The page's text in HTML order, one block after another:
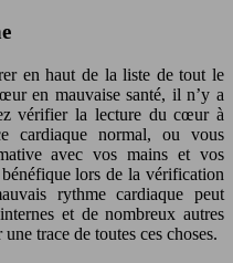
en haut de la liste de tout le
en mauvaise santé, il n’y a
vérifier la lecture du cœur à
cardiaque normal, ou vous
avec vos mains et vos
bénéfique lors de la vérification
rythme cardiaque peut
et de nombreux autres
trace de toutes ces choses.